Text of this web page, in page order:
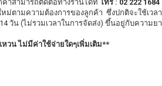
าสามารถติดต่อทางร้านได้ที่ โทร : 02 222 1684
ม่ตามความต้องการของลูกค้า ซึ่งปกติจะใช้เวล
วัน (ไม่รวมเวลาในการจัดส่ง) ขึ้นอยู่กับความย
วน ไม่มีค่าใช้จ่ายใดๆเพิ่มเติม**